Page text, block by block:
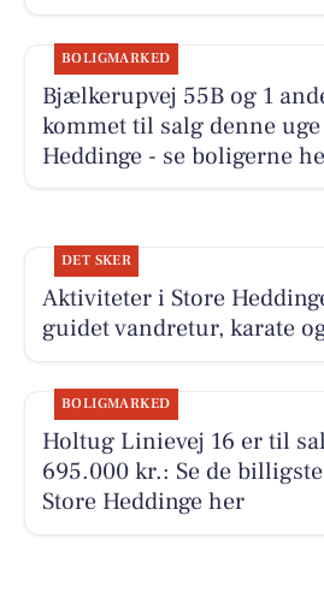
BOLIGMARKED
Bjælkerupvej 55B og 1
kommet til salg denne
Heddinge - se boligerne
DET SKER
Aktiviteter i Store
guidet vandretur, karate
BOLIGMARKED
Holtug Linievej 16 er til
695.000 kr.: Se de
Store Heddinge her